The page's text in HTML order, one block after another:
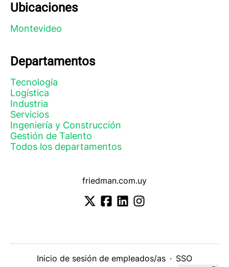
Ubicaciones
Montevideo
Departamentos
Tecnología
Logística
Industria
Servicios
Ingeniería y Construcción
Gestión de Talento
Todos los departamentos
friedman.com.uy
Inicio de sesión de empleados/as · SSO